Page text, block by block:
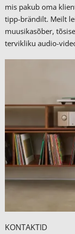
mis pakub oma
tipp-brändilt. Meilt
muusikasõber,
tervikliku audio-
KONTAKTID